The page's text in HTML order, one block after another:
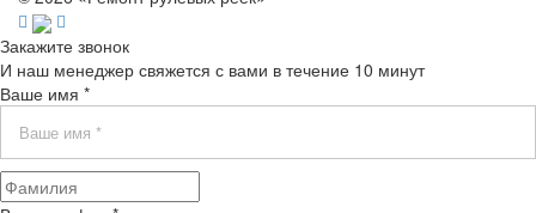
Закажите звонок
И наш менеджер свяжется с вами в течение 10 минут
Ваше имя *